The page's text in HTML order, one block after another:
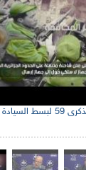
الإذاعة الجزائرية تحي الذكرى 59